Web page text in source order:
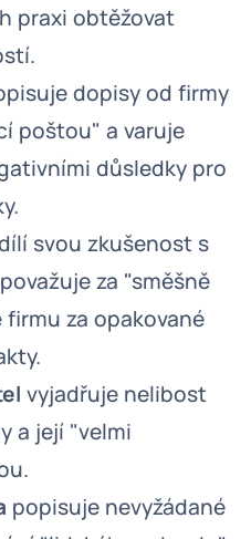
praxi obtěžovat
dopisy od firmy
poštou" a varuje
důsledky pro
svou zkušenost s
za "směšně
za opakované
vyjadřuje nelibost
a její "velmi
popisuje nevyžádané